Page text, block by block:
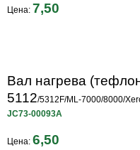
Цена: 7,50
Вал нагрева
5112/5312F/ML-7000/8000/
JC73-00093A
Цена: 6,50